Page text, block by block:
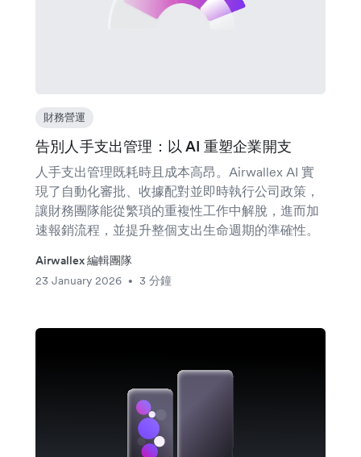
財務營運
告別人手支出管理：以 AI 重塑企業開支
人手支出管理既耗時且成本高昂。Airwallex AI 實
現了自動化審批、收據配對並即時執行公司政策，
讓財務團隊能從繁瑣的重複性工作中解脫，進而加
速報銷流程，並提升整個支出生命週期的準確性。
Airwallex 編輯團隊
23 January 2026
• 3 分鐘